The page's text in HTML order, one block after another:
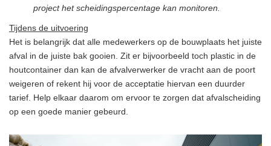
project het scheidingspercentage kan monitoren.
Tijdens de uitvoering
Het is belangrijk dat alle medewerkers op de bouwplaats het juiste
afval in de juiste bak gooien. Zit er bijvoorbeeld toch plastic in de
houtcontainer dan kan de afvalverwerker de vracht aan de poort
weigeren of rekent hij voor de acceptatie hiervan een duurder
tarief. Help elkaar daarom om ervoor te zorgen dat afvalscheiding
op een goede manier gebeurd.